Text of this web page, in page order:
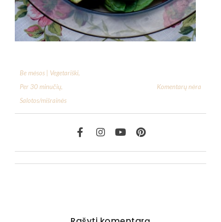
Be mėsos | Vegetariški,
Per 30 minučių,
Salotos/mišrainės
Komentarų nėra